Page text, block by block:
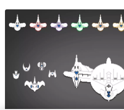
現在のスライド：1 / 22